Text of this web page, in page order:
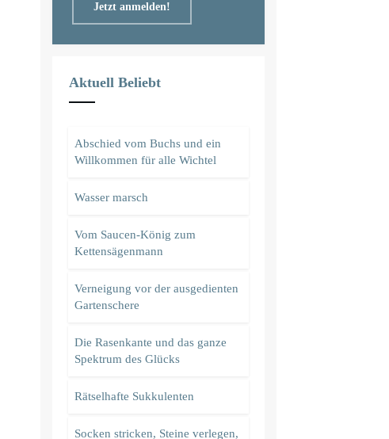
Jetzt anmelden!
Aktuell Beliebt
Abschied vom Buchs und ein
Willkommen für alle Wichtel
Wasser marsch
Vom Saucen-König zum
Kettensägenmann
Verneigung vor der ausgedienten
Gartenschere
Die Rasenkante und das ganze
Spektrum des Glücks
Rätselhafte Sukkulenten
Socken stricken, Steine verlegen,